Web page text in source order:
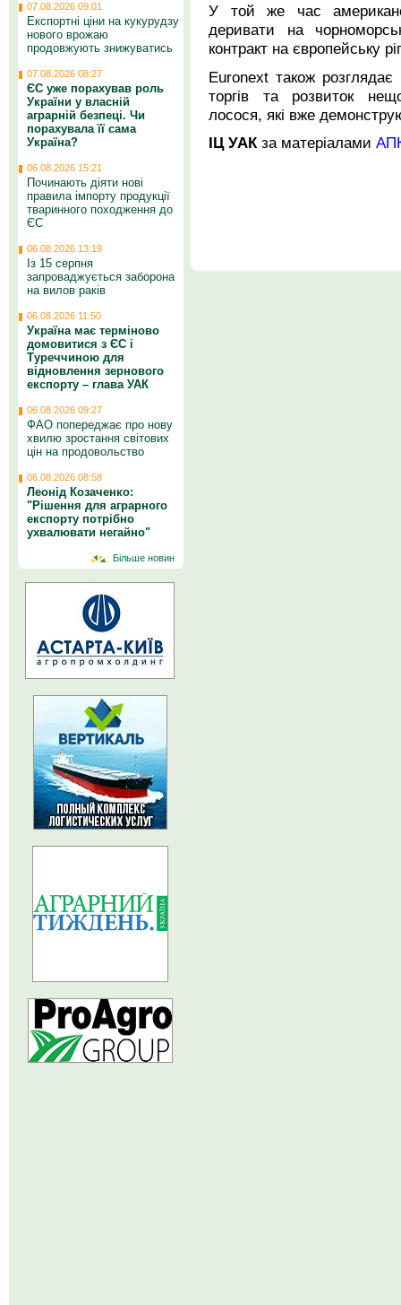
У той же час
деривати на
контракт на європейську
Euronext також
торгів та розвиток
лосося, які вже
ІЦ УАК за матеріалами
07.08.2026 09:01
Експортні ціни на кукурудзу
нового врожаю
продовжують знижуватись
07.08.2026 08:27
ЄС уже порахував роль
України у власній
аграрній безпеці. Чи
порахувала її сама
Україна?
06.08.2026 15:21
Починають діяти нові
правила імпорту продукції
тваринного походження до
ЄС
06.08.2026 13:19
Із 15 серпня
запроваджується заборона
на вилов раків
06.08.2026 11:50
Україна має терміново
домовитися з ЄС і
Туреччиною для
відновлення зернового
експорту – глава УАК
06.08.2026 09:27
ФАО попереджає про нову
хвилю зростання світових
цін на продовольство
06.08.2026 08:58
Леонід Козаченко:
"Рішення для аграрного
експорту потрібно
ухвалювати негайно"
Більше новин